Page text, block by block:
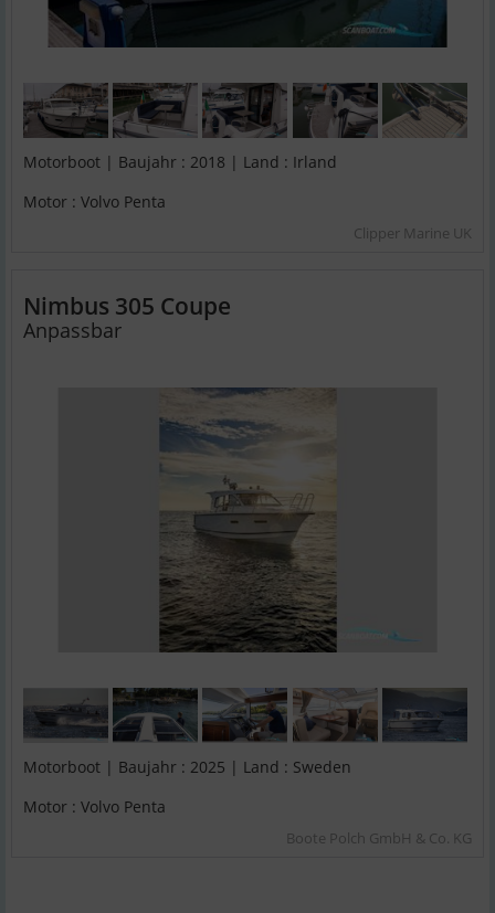
Motorboot | Baujahr : 2018 | Land : Irland
Motor : Volvo Penta
Clipper Marine UK
Nimbus 305 Coupe
Anpassbar
Motorboot | Baujahr : 2025 | Land : Sweden
Motor : Volvo Penta
Boote Polch GmbH & Co. KG